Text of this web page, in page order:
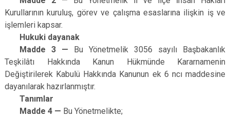
Kurullarının kuruluş, görev ve çalışma esaslarına ilişkin iş ve
işlemleri kapsar.
Hukuki dayanak
Madde 3 — Bu Yönetmelik 3056 sayılı Başbakanlık
Teşkilâtı Hakkında Kanun Hükmünde Kararnamenin
Değiştirilerek Kabulü Hakkında Kanunun ek 6 ncı maddesine
dayanılarak hazırlanmıştır.
Tanımlar
Madde 4 — Bu Yönetmelikte;